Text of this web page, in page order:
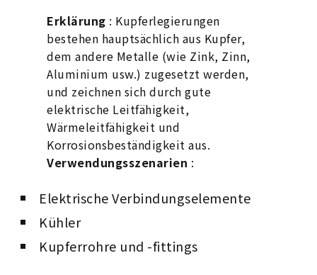
Erklärung : Kupferlegierungen
bestehen hauptsächlich aus Kupfer,
dem andere Metalle (wie Zink, Zinn,
Aluminium usw.) zugesetzt werden,
und zeichnen sich durch gute
elektrische Leitfähigkeit,
Wärmeleitfähigkeit und
Korrosionsbeständigkeit aus.
Verwendungsszenarien :
Elektrische Verbindungselemente
Kühler
Kupferrohre und -fittings